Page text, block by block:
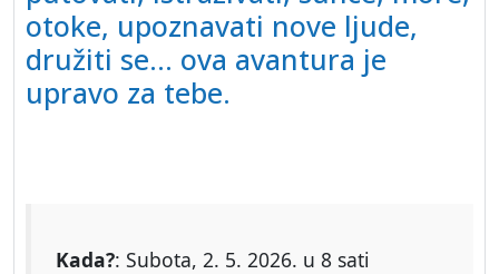
otoke, upoznavati nove ljude,
družiti se... ova avantura je
upravo za tebe.
Kada?: Subota, 2. 5. 2026. u 8 sati